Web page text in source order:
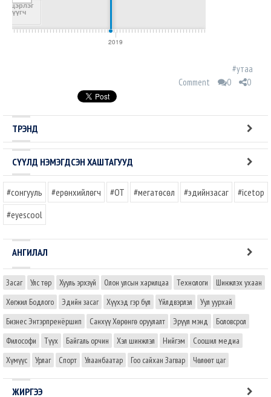
цэцэрлэг
шүүгч
2019
#утаа
Comment
0 0
ТРЭНД
СҮҮЛД НЭМЭГДСЭН ХАШТАГУУД
#сонгууль #ерөнхийлөгч #OT #мегатөсөл #эдийнзасаг
#icetop
#eyescool
АНГИЛАЛ
Засаг Улс төр Хууль эрхзүй Олон улсын харилцаа Технологи
Шинжлэх ухаан
Хөгжил Бодлого
Эдийн засаг Хүүхэд гэр бүл Үйлдвэрлэл
Уул уурхай
Бизнес Энтэрпренёршип
Санхүү Хөрөнгө оруулалт Эрүүл мэнд
Боловсрол
Философи
Түүх Байгаль орчин Хэл шинжлэл Нийгэм
Соошил медиа
Хүмүүс
Урлаг Спорт Улаанбаатар Гоо сайхан Загвар Чөлөөт цаг
ЖИРГЭЭ